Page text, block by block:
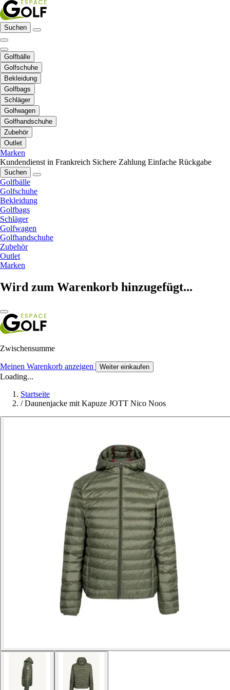
Suchen
Golfbälle
Golfschuhe
Bekleidung
Golfbags
Schläger
Golfwagen
Golfhandschuhe
Zubehör
Outlet
Marken
Kundendienst in Frankreich Sichere Zahlung Einfache Rückgabe
Suchen
Golfbälle
Golfschuhe
Bekleidung
Golfbags
Schläger
Golfwagen
Golfhandschuhe
Zubehör
Outlet
Marken
Wird zum Warenkorb hinzugefügt...
Zwischensumme
Meinen Warenkorb anzeigen Weiter einkaufen
Loading...
Startseite
/ Daunenjacke mit Kapuze JOTT Nico Noos